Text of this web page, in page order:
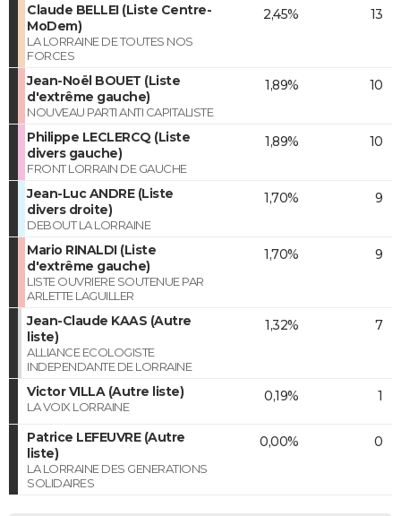
Claude BELLEI (Liste Centre-
MoDem)
LA LORRAINE DE TOUTES NOS
FORCES
2,45% 13
Jean-Noël BOUET (Liste
d'extrême gauche)
NOUVEAU PARTI ANTI CAPITALISTE
1,89% 10
Philippe LECLERCQ (Liste
divers gauche)
FRONT LORRAIN DE GAUCHE
1,89% 10
Jean-Luc ANDRE (Liste
divers droite)
DEBOUT LA LORRAINE
1,70% 9
Mario RINALDI (Liste
d'extrême gauche)
LISTE OUVRIERE SOUTENUE PAR
ARLETTE LAGUILLER
1,70% 9
Jean-Claude KAAS (Autre
liste)
ALLIANCE ECOLOGISTE
INDEPENDANTE DE LORRAINE
1,32% 7
Victor VILLA (Autre liste)
LA VOIX LORRAINE
0,19% 1
Patrice LEFEUVRE (Autre
liste)
LA LORRAINE DES GENERATIONS
SOLIDAIRES
0,00% 0